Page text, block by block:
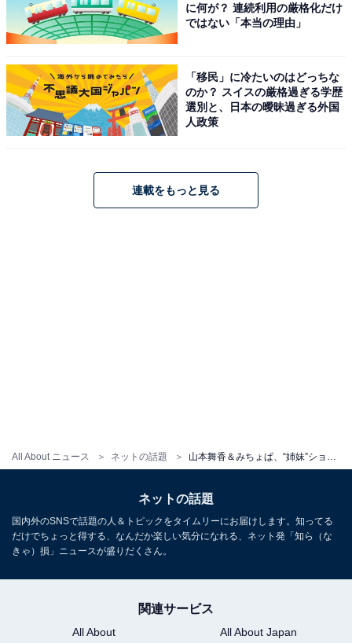
All About ニュース ネットの話題
に何が？ 連続利用の厳格化だけ
ではない「本当の理由」
「移民」に冷たいのはどっちな
のか？ スイスの厳格過ぎる学歴
選別と、日本の曖昧過ぎる外国
人政策
連載をもっと見る
ネットの話題
国内外のSNSで話題の人＆トピックをタイムリーにお届けします。知ってる
だけでちょっと得する、なんだか楽しい気分になれる、ネット発「知ら（な
きゃ）損」ニュースが盛りだくさん。
関連サービス
All About
All About Japan